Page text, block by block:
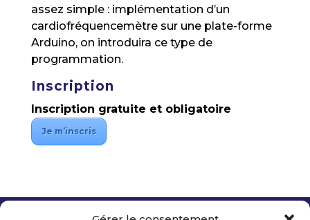
assez simple : implémentation d’un
cardiofréquencemètre sur une plate-forme
Arduino, on introduira ce type de
programmation.
Inscription
Inscription gratuite et obligatoire
Je m’inscris